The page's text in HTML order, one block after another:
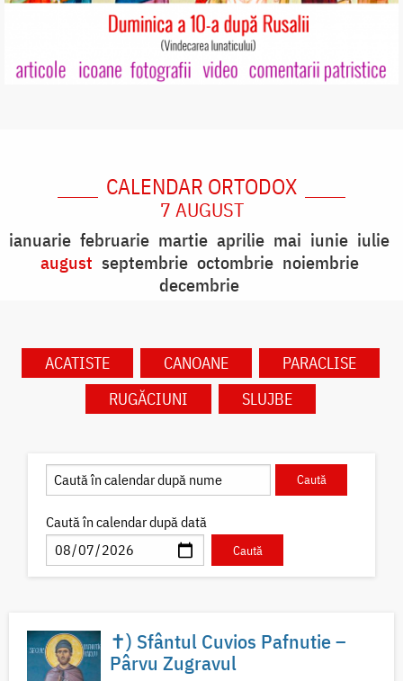
CALENDAR ORTODOX
7 AUGUST
ianuarie februarie martie aprilie mai iunie iulie
august septembrie octombrie noiembrie
decembrie
ACATISTE CANOANE
PARACLISE
RUGĂCIUNI
SLUJBE
Caută în calendar după dată
✝) Sfântul Cuvios Pafnutie –
Pârvu Zugravul